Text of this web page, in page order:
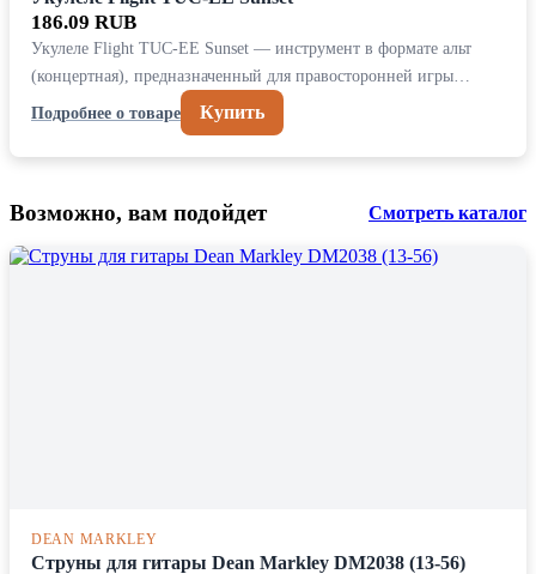
186.09 RUB
Укулеле Flight TUC-EE Sunset — инструмент в формате альт
(концертная), предназначенный для правосторонней игры…
Подробнее о товаре
Купить
Возможно, вам подойдет Смотреть каталог
DEAN MARKLEY
Струны для гитары Dean Markley DM2038 (13-56)